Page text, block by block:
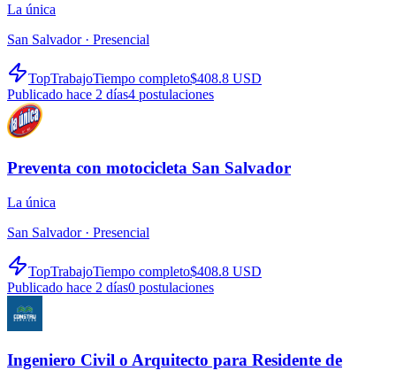
La única
San Salvador · Presencial
TopTrabajoTiempo completo$408.8 USD
Publicado hace 2 días4 postulaciones
Preventa con motocicleta San Salvador
La única
San Salvador · Presencial
TopTrabajoTiempo completo$408.8 USD
Publicado hace 2 días0 postulaciones
Ingeniero Civil o Arquitecto para Residente de